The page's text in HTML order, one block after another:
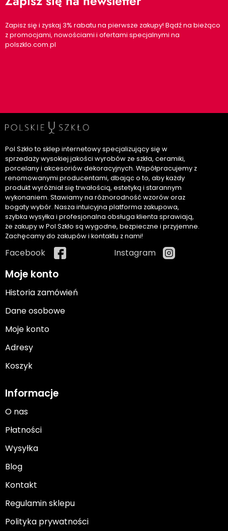
Zapisz się i zyskaj 3% rabatu na pierwsze zakupy! Bądź na bieżąco
z promocjami, nowościami i ofertami specjalnymi na
polszklo.com.pl
Pol Szkło to sklep internetowy specjalizujący się w
sprzedaży wysokiej jakości wyrobów ze szkła, ceramiki,
porcelany i akcesoriów dekoracyjnych. Współpracujemy z
renomowanymi producentami, dbając o to, aby każdy
produkt wyróżniał się trwałością, estetyką i starannym
wykonaniem. Stawiamy na różnorodność wzorów oraz
bogaty wybór. Nasza intuicyjna platforma zakupowa,
szybka wysyłka i profesjonalna obsługa klienta sprawiają,
że zakupy w Pol Szkło są wygodne, bezpieczne i przyjemne.
Zachęcamy do zakupów i kontaktu z nami!
Facebook Instagram
Moje konto
Historia zamówień
Dane osobowe
Moje konto
Adresy
Koszyk
Informacje
O nas
Płatności
Wysyłka
Blog
Kontakt
Regulamin sklepu
Polityka prywatności